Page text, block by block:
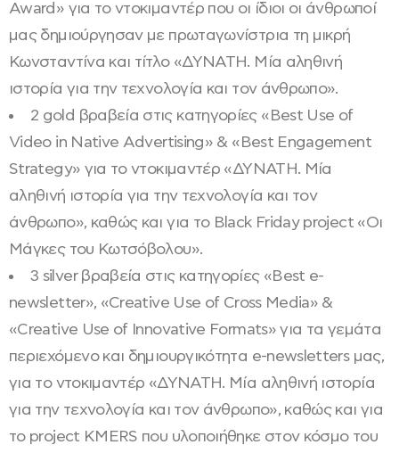
Award» για το ντοκιμαντέρ που οι ίδιοι οι άνθρωποί
μας δημιούργησαν με πρωταγωνίστρια τη μικρή
Κωνσταντίνα και τίτλο «ΔΥΝΑΤΗ. Μία αληθινή
ιστορία για την τεχνολογία και τον άνθρωπο».
2 gold βραβεία στις κατηγορίες «Best Use of
Video in Native Advertising» & «Best Engagement
Strategy» για το ντοκιμαντέρ «ΔΥΝΑΤΗ. Μία
αληθινή ιστορία για την τεχνολογία και τον
άνθρωπο», καθώς και για το Black Friday project «Οι
Μάγκες του Κωτσόβολου».
3 silver βραβεία στις κατηγορίες «Best e-
newsletter», «Creative Use of Cross Μedia» &
«Creative Use of Innovative Formats» για τα γεμάτα
περιεχόμενο και δημιουργικότητα e-newsletters μας,
για το ντοκιμαντέρ «ΔΥΝΑΤΗ. Μία αληθινή ιστορία
για την τεχνολογία και τον άνθρωπο», καθώς και για
το project KMERS που υλοποιήθηκε στον κόσμο του